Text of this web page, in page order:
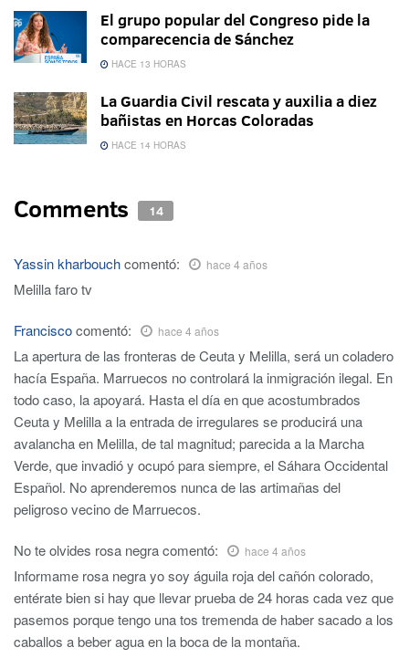
El grupo popular del Congreso pide la
comparecencia de Sánchez
HACE 13 HORAS
La Guardia Civil rescata y auxilia a diez
bañistas en Horcas Coloradas
HACE 14 HORAS
Comments 14
Yassin kharbouchcomentó: hace 4 años
Melilla faro tv
Franciscocomentó: hace 4 años
La apertura de las fronteras de Ceuta y Melilla, será un coladero
hacía España. Marruecos no controlará la inmigración ilegal. En
todo caso, la apoyará. Hasta el día en que acostumbrados
Ceuta y Melilla a la entrada de irregulares se producirá una
avalancha en Melilla, de tal magnitud; parecida a la Marcha
Verde, que invadió y ocupó para siempre, el Sáhara Occidental
Español. No aprenderemos nunca de las artimañas del
peligroso vecino de Marruecos.
No te olvides rosa negracomentó: hace 4 años
Informame rosa negra yo soy águila roja del cañón colorado,
entérate bien si hay que llevar prueba de 24 horas cada vez que
pasemos porque tengo una tos tremenda de haber sacado a los
caballos a beber agua en la boca de la montaña.